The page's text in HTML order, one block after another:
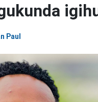
Paul